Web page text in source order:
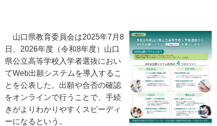
山口県教育委員会は2025年7月8
日、2026年度（令和8年度）山口
県公立高等学校入学者選抜におい
てWeb出願システムを導入するこ
とを公表した。出願や合否の確認
をオンラインで行うことで、手続
きがよりわかりやすくスピーディ
ーになるという。